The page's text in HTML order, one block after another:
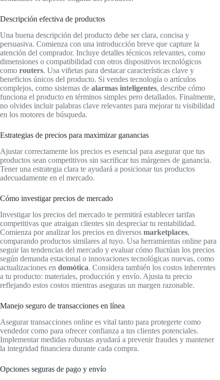
Descripción efectiva de productos
Una buena descripción del producto debe ser clara, concisa y
persuasiva. Comienza con una introducción breve que capture la
atención del comprador. Incluye detalles técnicos relevantes, como
dimensiones o compatibilidad con otros dispositivos tecnológicos
como routers. Usa viñetas para destacar características clave y
beneficios únicos del producto. Si vendes tecnología o artículos
complejos, como sistemas de alarmas inteligentes, describe cómo
funciona el producto en términos simples pero detallados. Finalmente,
no olvides incluir palabras clave relevantes para mejorar tu visibilidad
en los motores de búsqueda.
Estrategias de precios para maximizar ganancias
Ajustar correctamente los precios es esencial para asegurar que tus
productos sean competitivos sin sacrificar tus márgenes de ganancia.
Tener una estrategia clara te ayudará a posicionar tus productos
adecuadamente en el mercado.
Cómo investigar precios de mercado
Investigar los precios del mercado te permitirá establecer tarifas
competitivas que atraigan clientes sin despreciar tu rentabilidad.
Comienza por analizar los precios en diversos marketplaces,
comparando productos similares al tuyo. Usa herramientas online para
seguir las tendencias del mercado y evaluar cómo fluctúan los precios
según demanda estacional o innovaciones tecnológicas nuevas, como
actualizaciones en domótica. Considera también los costos inherentes
a tu producto: materiales, producción y envío. Ajusta tu precio
reflejando estos costos mientras aseguras un margen razonable.
Manejo seguro de transacciones en línea
Asegurar transacciones online es vital tanto para protegerte como
vendedor como para ofrecer confianza a tus clientes potenciales.
Implementar medidas robustas ayudará a prevenir fraudes y mantener
la integridad financiera durante cada compra.
Opciones seguras de pago y envío